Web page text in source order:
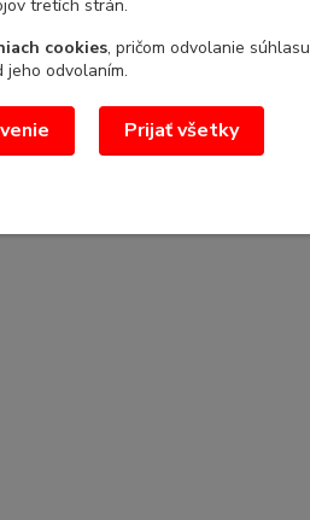
tretích strán.
cookies, pričom odvolanie súhlasu
odvolaním.
Prijať všetky